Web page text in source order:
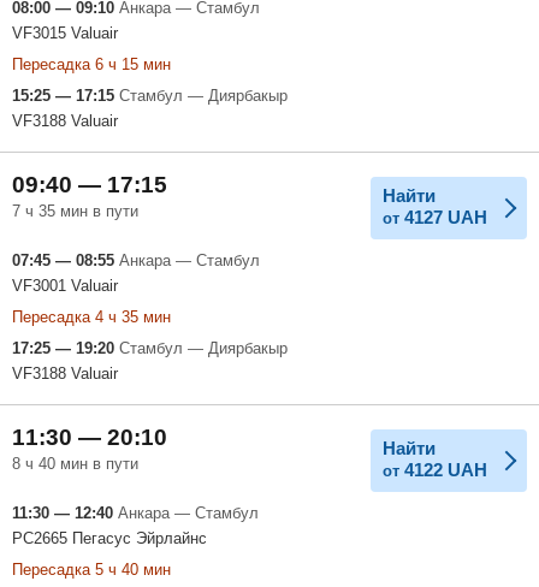
08:00 — 09:10 Анкара — Стамбул
VF3015 Valuair
Пересадка 6 ч 15 мин
15:25 — 17:15 Стамбул — Диярбакыр
VF3188 Valuair
09:40 — 17:15
7 ч 35 мин в пути
Найти
от 4127 UAH
07:45 — 08:55 Анкара — Стамбул
VF3001 Valuair
Пересадка 4 ч 35 мин
17:25 — 19:20 Стамбул — Диярбакыр
VF3188 Valuair
11:30 — 20:10
8 ч 40 мин в пути
Найти
от 4122 UAH
11:30 — 12:40 Анкара — Стамбул
PC2665 Пегасус Эйрлайнс
Пересадка 5 ч 40 мин